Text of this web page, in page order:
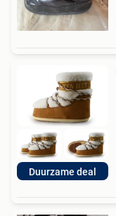
Duurzame deal